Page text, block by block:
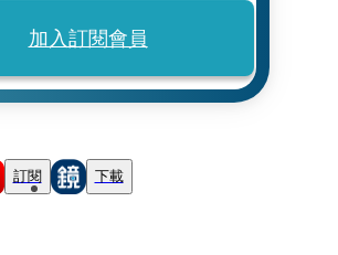
加入訂閱會員
訂閱 下載